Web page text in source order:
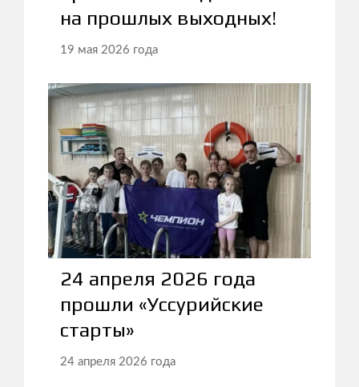
на прошлых выходных!
19 мая 2026 года
24 апреля 2026 года
прошли «Уссурийские
старты»
24 апреля 2026 года